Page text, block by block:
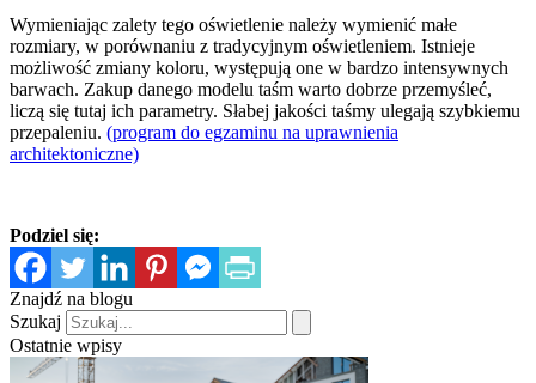
Wymieniając zalety tego oświetlenie należy wymienić małe
rozmiary, w porównaniu z tradycyjnym oświetleniem. Istnieje
możliwość zmiany koloru, występują one w bardzo intensywnych
barwach. Zakup danego modelu taśm warto dobrze przemyśleć,
liczą się tutaj ich parametry. Słabej jakości taśmy ulegają szybkiemu
przepaleniu. (program do egzaminu na uprawnienia
architektoniczne)
Podziel się:
Znajdź na blogu
Szukaj
Ostatnie wpisy